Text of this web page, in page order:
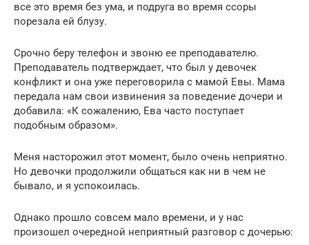
все это время без ума, и подруга во время ссоры
порезала ей блузу.
Срочно беру телефон и звоню ее преподавателю.
Преподаватель подтверждает, что был у девочек
конфликт и она уже переговорила с мамой Евы. Мама
передала нам свои извинения за поведение дочери и
добавила: «К сожалению, Ева часто поступает
подобным образом».
Меня насторожил этот момент, было очень неприятно.
Но девочки продолжили общаться как ни в чем не
бывало, и я успокоилась.
Однако прошло совсем мало времени, и у нас
произошел очередной неприятный разговор с дочерью: